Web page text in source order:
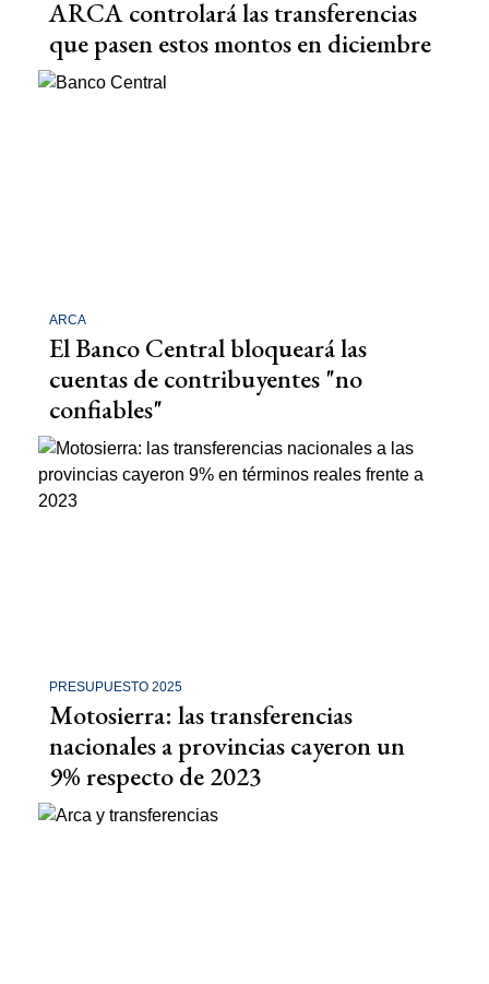
ARCA controlará las transferencias
que pasen estos montos en diciembre
ARCA
El Banco Central bloqueará las
cuentas de contribuyentes "no
confiables"
PRESUPUESTO 2025
Motosierra: las transferencias
nacionales a provincias cayeron un
9% respecto de 2023